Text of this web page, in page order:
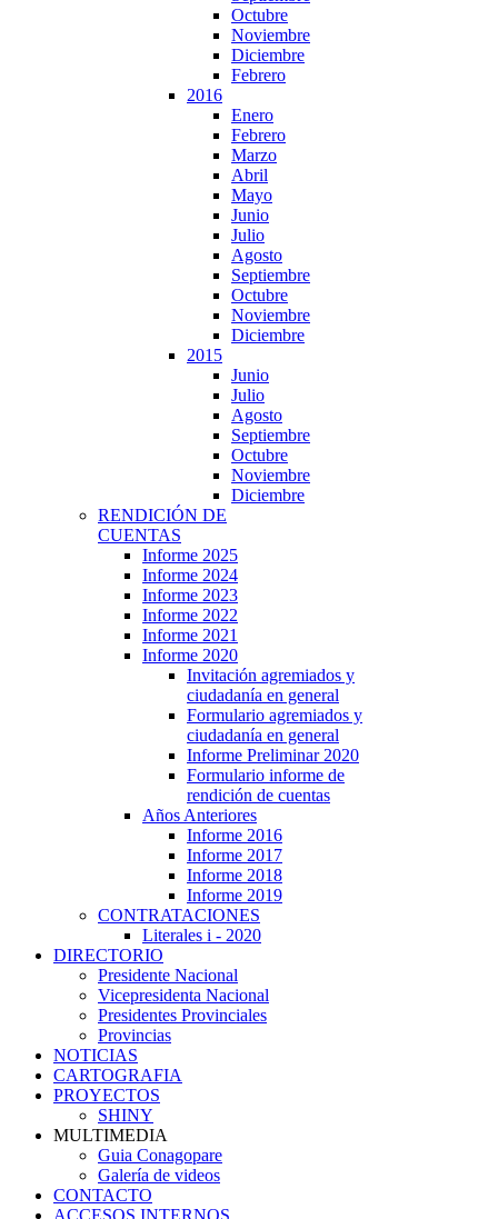
Octubre
Noviembre
Diciembre
Febrero
2016
Enero
Febrero
Marzo
Abril
Mayo
Junio
Julio
Agosto
Septiembre
Octubre
Noviembre
Diciembre
2015
Junio
Julio
Agosto
Septiembre
Octubre
Noviembre
Diciembre
RENDICIÓN DE
CUENTAS
Informe 2025
Informe 2024
Informe 2023
Informe 2022
Informe 2021
Informe 2020
Invitación agremiados y
ciudadanía en general
Formulario agremiados y
ciudadanía en general
Informe Preliminar 2020
Formulario informe de
rendición de cuentas
Años Anteriores
Informe 2016
Informe 2017
Informe 2018
Informe 2019
CONTRATACIONES
Literales i - 2020
DIRECTORIO
Presidente Nacional
Vicepresidenta Nacional
Presidentes Provinciales
Provincias
NOTICIAS
CARTOGRAFIA
PROYECTOS
SHINY
MULTIMEDIA
Guia Conagopare
Galería de videos
CONTACTO
ACCESOS INTERNOS